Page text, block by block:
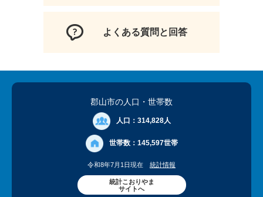
よくある質問と回答
郡山市の人口 ・世帯数
人口： 314,828人
世帯数： 145,597世帯
令和8年7月1日現在 統計情報
統計こおりやま
サイトへ